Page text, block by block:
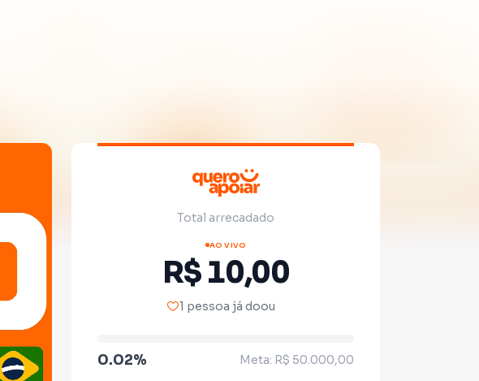
Total arrecadado
AO VIVO
R$ 10,00
1 pessoa já doou
0.02% Meta: R$ 50.000,00